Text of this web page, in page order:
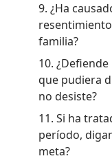
9. ¿Ha
familia?
10.
que pudiera
no desiste?
11. Si ha
período,
meta?